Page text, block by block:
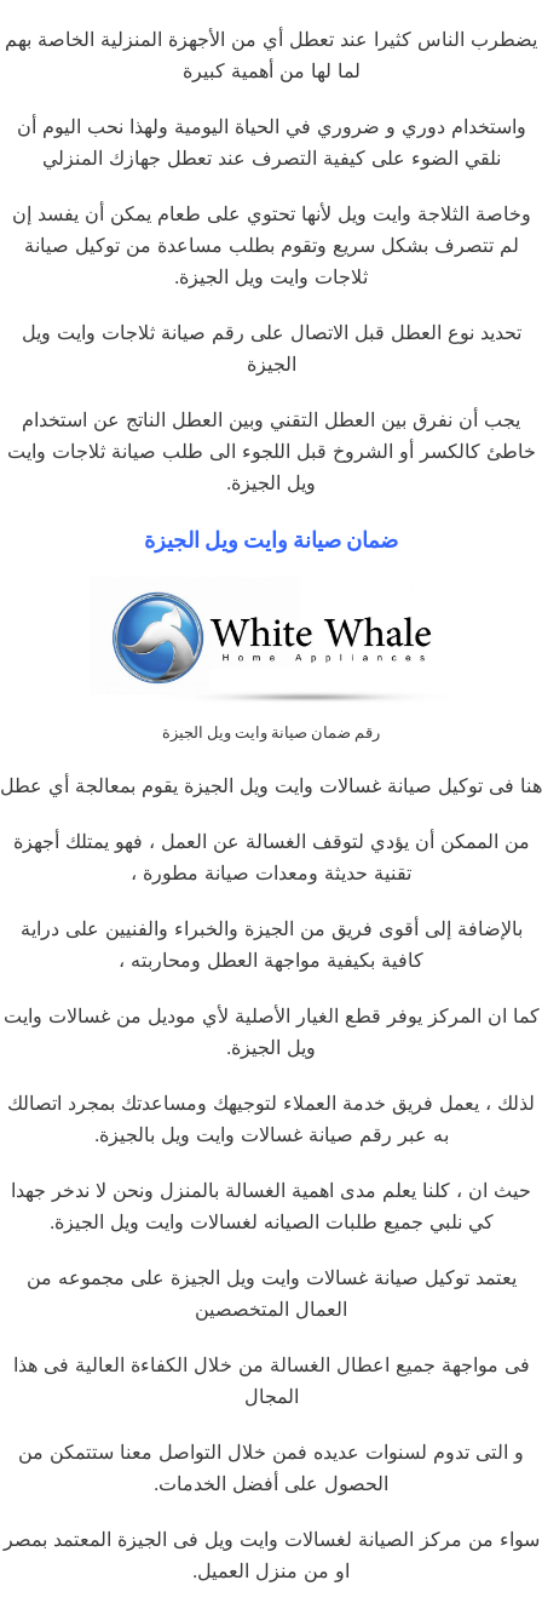
يضطرب الناس كثيرا عند تعطل أي من الأجهزة المنزلية الخاصة بهم
لما لها من أهمية كبيرة
واستخدام دوري و ضروري في الحياة اليومية ولهذا نحب اليوم أن
نلقي الضوء على كيفية التصرف عند تعطل جهازك المنزلي
وخاصة الثلاجة وايت ويل لأنها تحتوي على طعام يمكن أن يفسد إن
لم تتصرف بشكل سريع وتقوم بطلب مساعدة من توكيل صيانة
ثلاجات وايت ويل الجيزة.
تحديد نوع العطل قبل الاتصال على رقم صيانة ثلاجات وايت ويل
الجيزة
يجب أن نفرق بين العطل التقني وبين العطل الناتج عن استخدام
خاطئ كالكسر أو الشروخ قبل اللجوء الى طلب صيانة ثلاجات وايت
ويل الجيزة.
ضمان صيانة وايت ويل الجيزة
رقم ضمان صيانة وايت ويل الجيزة
هنا فى توكيل صيانة غسالات وايت ويل الجيزة يقوم بمعالجة أي عطل
من الممكن أن يؤدي لتوقف الغسالة عن العمل ، فهو يمتلك أجهزة
تقنية حديثة ومعدات صيانة مطورة ،
بالإضافة إلى أقوى فريق من الجيزة والخبراء والفنيين على دراية
كافية بكيفية مواجهة العطل ومحاربته ،
كما ان المركز يوفر قطع الغيار الأصلية لأي موديل من غسالات وايت
ويل الجيزة.
لذلك ، يعمل فريق خدمة العملاء لتوجيهك ومساعدتك بمجرد اتصالك
به عبر رقم صيانة غسالات وايت ويل بالجيزة.
حيث ان ، كلنا يعلم مدى اهمية الغسالة بالمنزل ونحن لا ندخر جهدا
كي نلبي جميع طلبات الصيانه لغسالات وايت ويل الجيزة.
يعتمد توكيل صيانة غسالات وايت ويل الجيزة على مجموعه من
العمال المتخصصين
فى مواجهة جميع اعطال الغسالة من خلال الكفاءة العالية فى هذا
المجال
و التى تدوم لسنوات عديده فمن خلال التواصل معنا ستتمكن من
الحصول على أفضل الخدمات.
سواء من مركز الصيانة لغسالات وايت ويل فى الجيزة المعتمد بمصر
او من منزل العميل.